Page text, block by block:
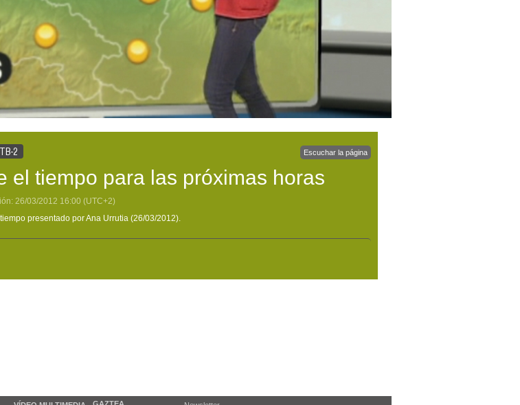
2 Escuchar la página
el tiempo para las próximas horas
26/03/2012 16:00 (UTC+2)
presentado por Ana Urrutia (26/03/2012).